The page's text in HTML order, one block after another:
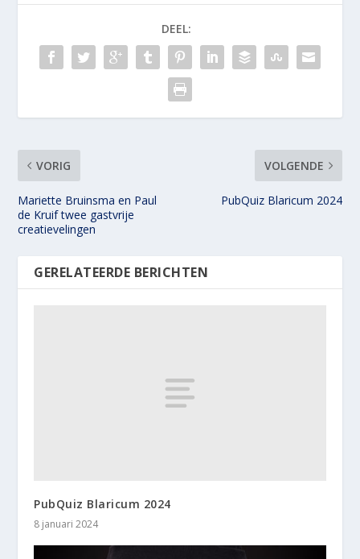
DEEL:
VORIG
Mariette Bruinsma en Paul
de Kruif twee gastvrije
creatievelingen
VOLGENDE
PubQuiz Blaricum 2024
GERELATEERDE BERICHTEN
PubQuiz Blaricum 2024
8 januari 2024